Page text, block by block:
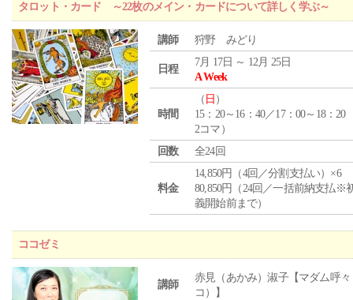
タロット・カード ～22枚のメイン・カードについて詳しく学ぶ～
講師 狩野 みどり
日程
7月 17日 ～ 12月 25日
A Week
時間
（ 日 ）
15：20～16：40／17：00～18：20
2コマ）
回数
全24回
料金
14,850円（4回／分割支払い）×6
80,850円（24回／一括前納支払※
義開始前まで）
ココゼミ
講師
赤見（あかみ）淑子【マダム呼々
コ）】